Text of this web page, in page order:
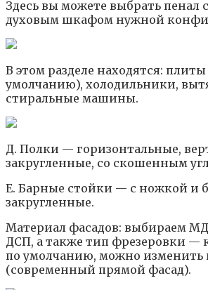
Здесь вы можете выбрать пенал
духовым шкафом нужной
В этом разделе находятся:
умолчанию), холодильники,
стиральные машины.
Д. Полки — горизонтальные,
закругленные, со скошенным
Е. Барные стойки — с ножкой и
закругленные.
Материал фасадов: выбираем
ДСП, а также тип фрезеровки —
по умолчанию, можно изменить
(современный прямой фасад).